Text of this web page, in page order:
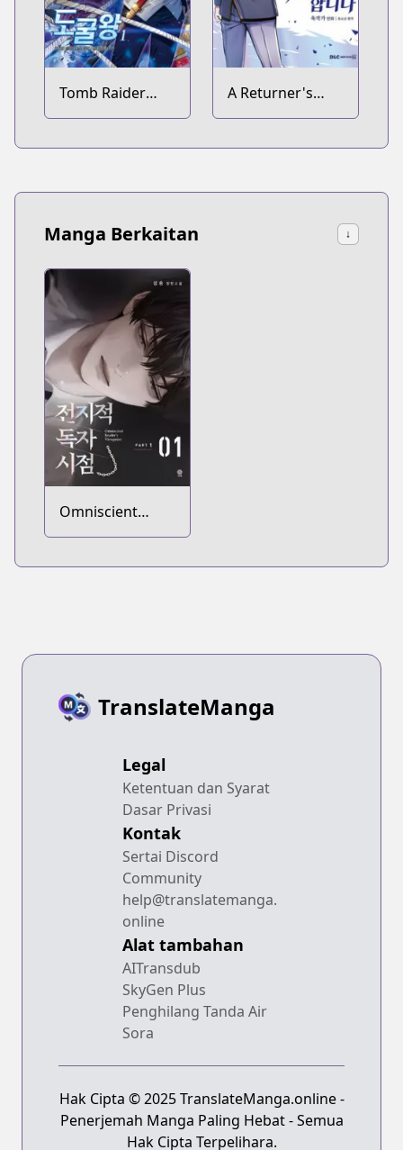
Tomb Raider
King
A Returner's
Magic Should Be
Manga Berkaitan ↓
Omniscient
Reader's
TranslateManga
Legal
Ketentuan dan Syarat
Dasar Privasi
Kontak
Sertai Discord
Community
help@translatemanga.
online
Alat tambahan
AITransdub
SkyGen Plus
Penghilang Tanda Air
Sora
Hak Cipta © 2025 TranslateManga.online -
Penerjemah Manga Paling Hebat - Semua
Hak Cipta Terpelihara.